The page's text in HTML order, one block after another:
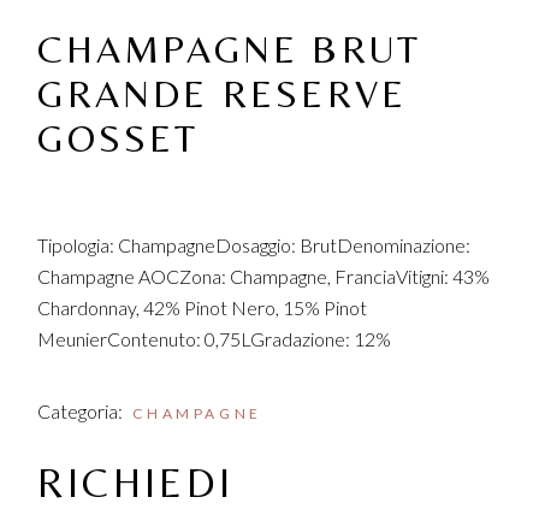
CHAMPAGNE BRUT
GRANDE RESERVE
GOSSET
Tipologia: ChampagneDosaggio: BrutDenominazione:
Champagne AOCZona: Champagne, FranciaVitigni: 43%
Chardonnay, 42% Pinot Nero, 15% Pinot
MeunierContenuto: 0,75LGradazione: 12%
Categoria: CHAMPAGNE
RICHIEDI